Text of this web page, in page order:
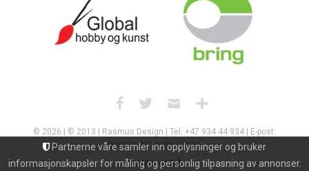
Partnerne våre samler inn opplysninger og bruker
informasjonskapsler for måling og personlig tilpasning av annonser.
© 2026 | © 2013 | Rasmus Design | Tel: +47 934 44 934 | E-post:
post@rasmusdesign.no
Uni Micro Web